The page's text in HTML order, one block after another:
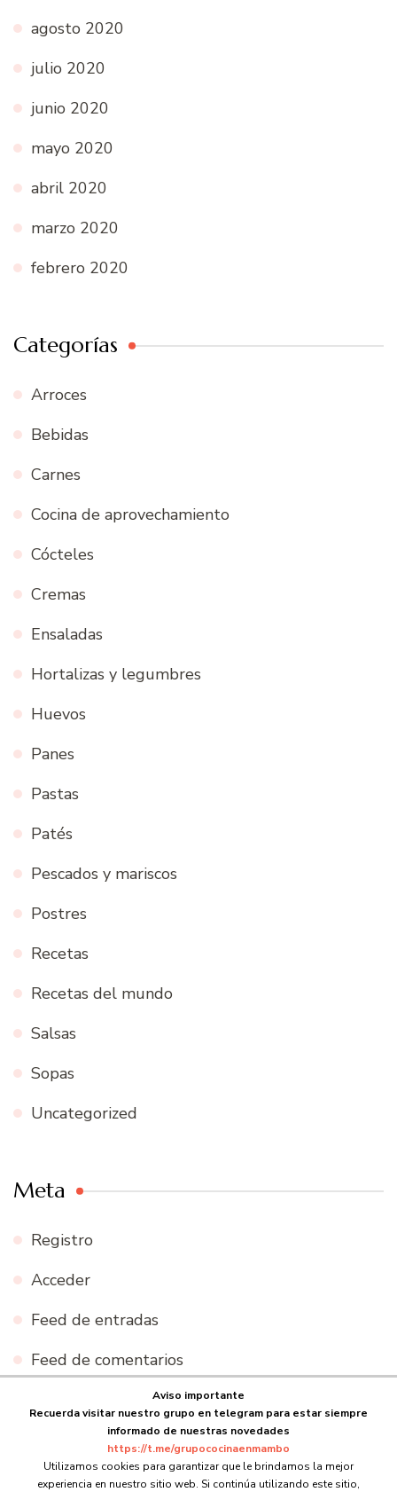
agosto 2020
julio 2020
junio 2020
mayo 2020
abril 2020
marzo 2020
febrero 2020
Categorías
Arroces
Bebidas
Carnes
Cocina de aprovechamiento
Cócteles
Cremas
Ensaladas
Hortalizas y legumbres
Huevos
Panes
Pastas
Patés
Pescados y mariscos
Postres
Recetas
Recetas del mundo
Salsas
Sopas
Uncategorized
Meta
Registro
Acceder
Feed de entradas
Feed de comentarios
Aviso importante
Recuerda visitar nuestro grupo en telegram para estar siempre
informado de nuestras novedades
https://t.me/grupococinaenmambo
Utilizamos cookies para garantizar que le brindamos la mejor
experiencia en nuestro sitio web. Si continúa utilizando este sitio,